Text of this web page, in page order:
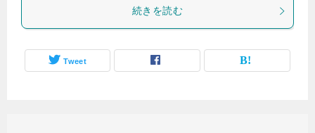
続きを読む
Tweet